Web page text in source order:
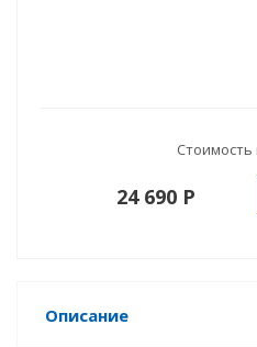
Стоимость
24 690 P
Описание